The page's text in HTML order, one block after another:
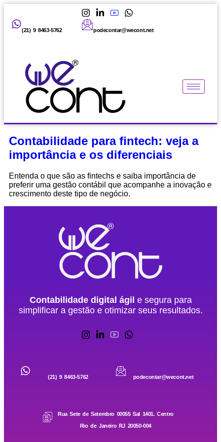
(21) 9 8463-5762 podecontar@wecont.net
Contabilidade para fintech: veja a
importância e os diferenciais
Entenda o que são as fintechs e saiba importância de
preferir uma gestão contábil que acompanhe a inovação e
crescimento deste tipo de negócio.
Contabilidade digital ágil e segura para
simplificar a gestão e otimizar seus resultados.
(21) 9 8463-5762 podecontar@wecont.net
Rua Sete de Setembro 00055 Sal 1401. Centro
Rio de Janeiro RJ 20050-004